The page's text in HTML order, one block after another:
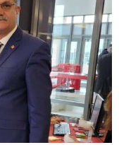
ATTI: 2’Sİ ÇOCUK, 3
gördüğü Hastanede